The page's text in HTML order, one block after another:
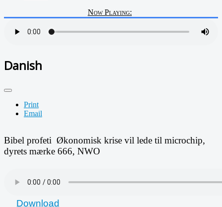
Now Playing:
Danish
Print
Email
Bibel profeti Økonomisk krise vil lede til microchip,
dyrets mærke 666, NWO
Download